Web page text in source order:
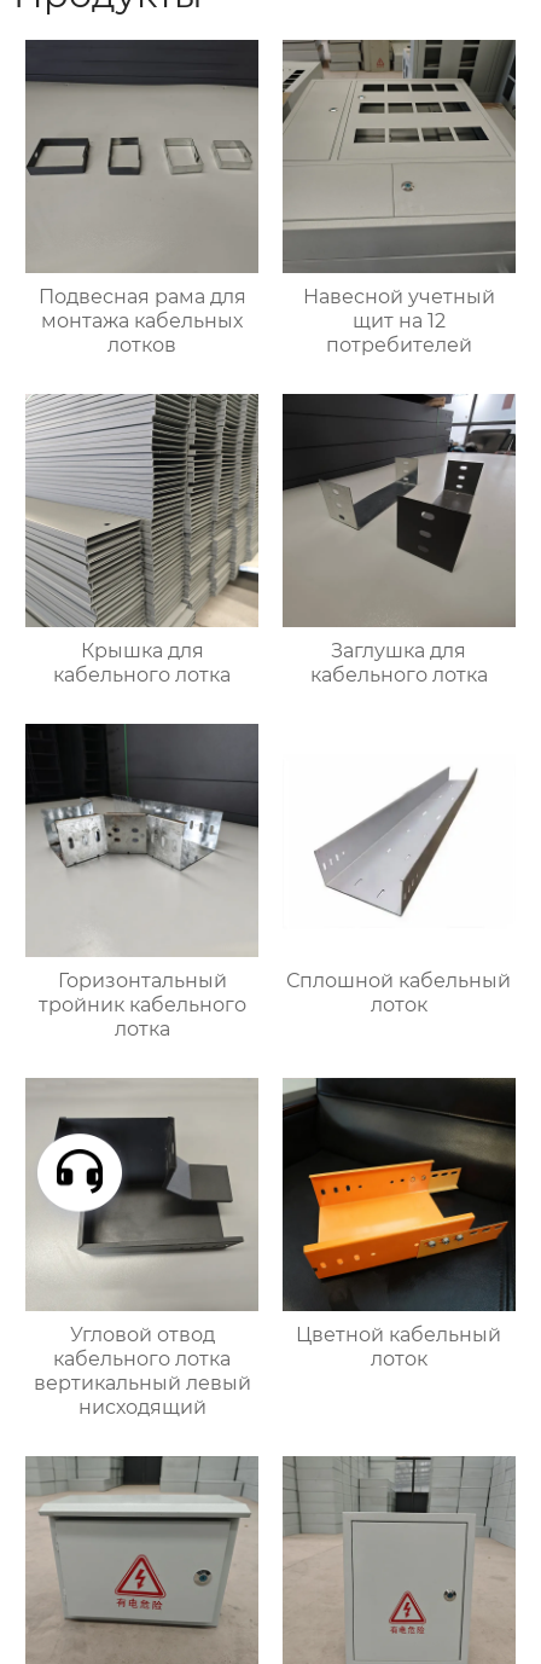
Подвесная рама для
монтажа кабельных
лотков
Навесной учетный
щит на 12
потребителей
Крышка для
кабельного лотка
Заглушка для
кабельного лотка
Горизонтальный
тройник кабельного
лотка
Сплошной кабельный
лоток
Угловой отвод
кабельного лотка
вертикальный левый
нисходящий
Цветной кабельный
лоток